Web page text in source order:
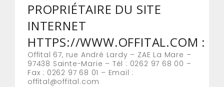
PROPRIÉTAIRE DU SITE
INTERNET
HTTPS://WWW.OFFITAL.COM :
Offital 67, rue André Lardy – ZAE La Mare –
97438 Sainte-Marie – Tél : 0262 97 68 00 –
Fax : 0262 97 68 01 – Email :
offital@offital.com